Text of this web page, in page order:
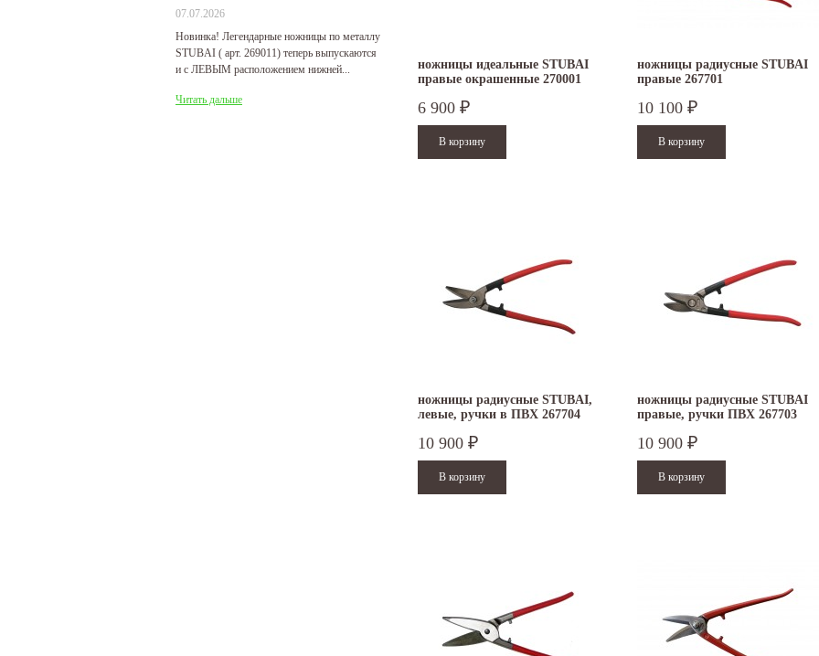
07.07.2026
Новинка! Легендарные ножницы по металлу
STUBAI ( арт. 269011) теперь выпускаются
и с ЛЕВЫМ расположением нижней...
Читать дальше
декабря -...
Читать дальше
- работаем в обычном режиме с 08 по...
Читать дальше
ножницы идеальные STUBAI
правые окрашенные 270001
6 900 ₽
ножницы радиусные STUBAI
правые 267701
10 100 ₽
ножницы радиусные STUBAI,
левые, ручки в ПВХ 267704
10 900 ₽
ножницы радиусные STUBAI
правые, ручки ПВХ 267703
10 900 ₽